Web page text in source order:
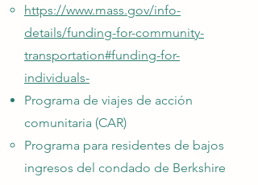
https://www.mass.gov/info-
details/funding-for-community-
transportation#funding-for-
individuals-
Programa de viajes de acción
comunitaria (CAR)
Programa para residentes de bajos
ingresos del condado de Berkshire